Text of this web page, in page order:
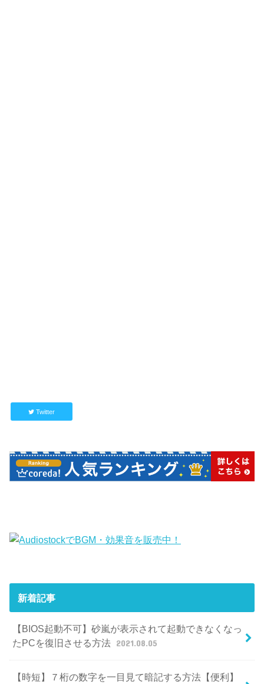
Twitter
新着記事
【BIOS起動不可】砂嵐が表示されて起動できなくなっ
たPCを復旧させる方法 2021.08.05
【時短】７桁の数字を一目見て暗記する方法【便利】